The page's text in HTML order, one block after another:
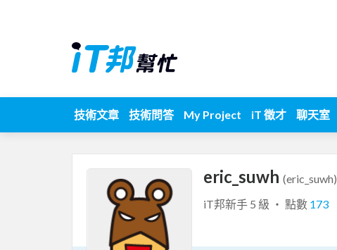
技術文章 技術問答 My Project iT 徵才 聊天室
eric_suwh (eric_suwh)
iT邦新手 5 級 ‧ 點數 173